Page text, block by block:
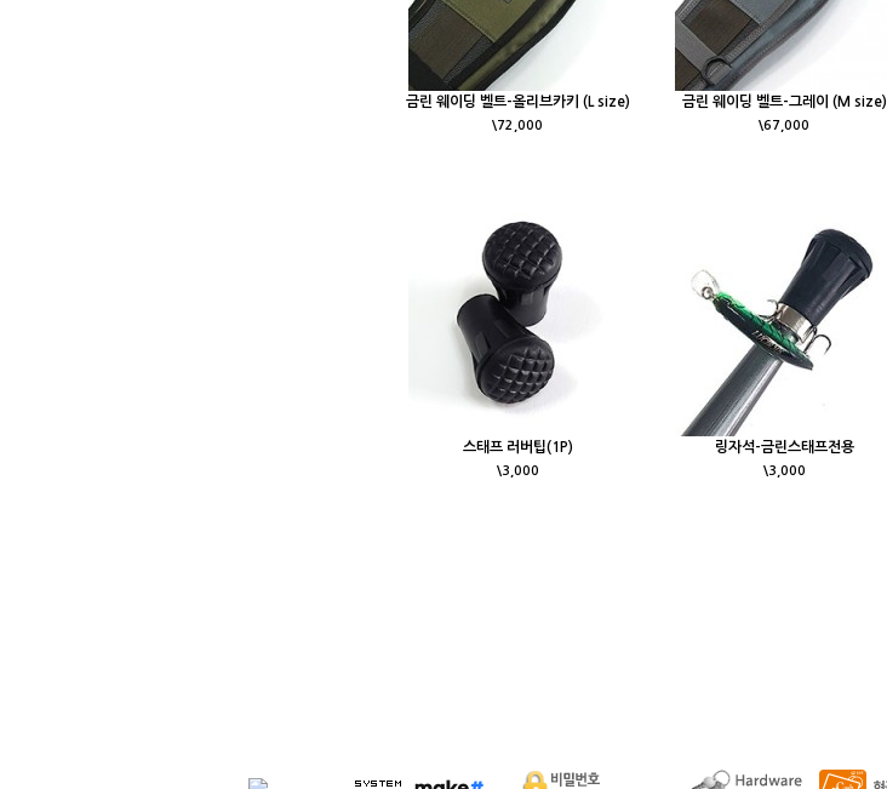
금린 웨이딩 벨트-올리브카키 (L size)
\72,000
금린 웨이딩 벨트-그레이 (M size)
\67,000
스태프 러버팁(1P)
\3,000
링자석-금린스태프전용
\3,000